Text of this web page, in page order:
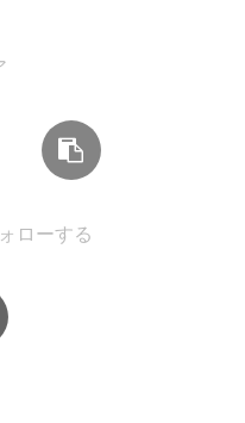
ローする